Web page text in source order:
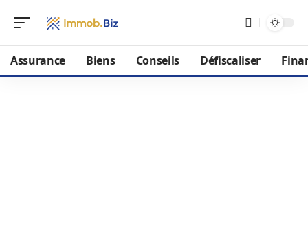
Assurance Biens Conseils Défiscaliser